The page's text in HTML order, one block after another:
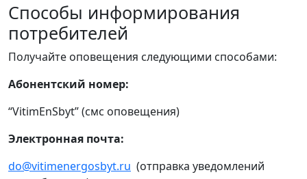
Способы информирования
потребителей
Получайте оповещения следующими способами:
Абонентский номер:
“VitimEnSbyt” (смс оповещения)
Электронная почта:
do@vitimenergosbyt.ru (отправка уведомлений